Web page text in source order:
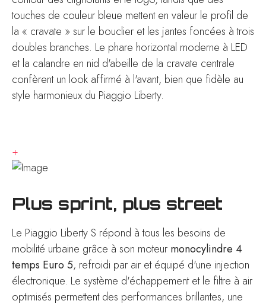
touches de couleur bleue mettent en valeur le profil de
la « cravate » sur le bouclier et les jantes foncées à trois
doubles branches. Le phare horizontal moderne à LED
et la calandre en nid d'abeille de la cravate centrale
confèrent un look affirmé à l'avant, bien que fidèle au
style harmonieux du Piaggio Liberty.
+
Plus sprint, plus street
Le Piaggio Liberty S répond à tous les besoins de
mobilité urbaine grâce à son moteur monocylindre 4
temps Euro 5, refroidi par air et équipé d'une injection
électronique. Le système d'échappement et le filtre à air
optimisés permettent des performances brillantes, une